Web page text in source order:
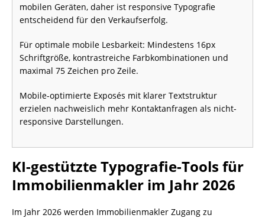
mobilen Geräten, daher ist responsive Typografie
entscheidend für den Verkaufserfolg.
Für optimale mobile Lesbarkeit: Mindestens 16px
Schriftgröße, kontrastreiche Farbkombinationen und
maximal 75 Zeichen pro Zeile.
Mobile-optimierte Exposés mit klarer Textstruktur
erzielen nachweislich mehr Kontaktanfragen als nicht-
responsive Darstellungen.
KI-gestützte Typografie-Tools für
Immobilienmakler im Jahr 2026
Im Jahr 2026 werden Immobilienmakler Zugang zu